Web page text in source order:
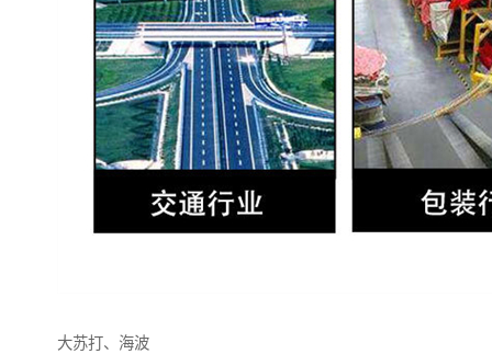
大苏打、海波